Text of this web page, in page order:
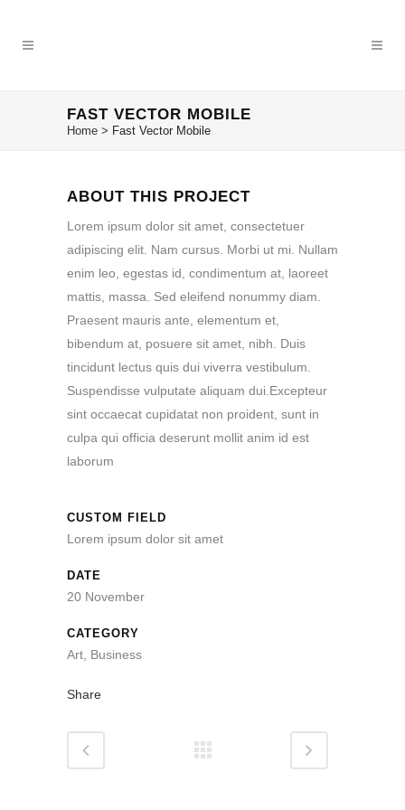
FAST VECTOR MOBILE
Home > Fast Vector Mobile
ABOUT THIS PROJECT
Lorem ipsum dolor sit amet, consectetuer
adipiscing elit. Nam cursus. Morbi ut mi. Nullam
enim leo, egestas id, condimentum at, laoreet
mattis, massa. Sed eleifend nonummy diam.
Praesent mauris ante, elementum et,
bibendum at, posuere sit amet, nibh. Duis
tincidunt lectus quis dui viverra vestibulum.
Suspendisse vulputate aliquam dui.Excepteur
sint occaecat cupidatat non proident, sunt in
culpa qui officia deserunt mollit anim id est
laborum
CUSTOM FIELD
Lorem ipsum dolor sit amet
DATE
20 November
CATEGORY
Art, Business
Share